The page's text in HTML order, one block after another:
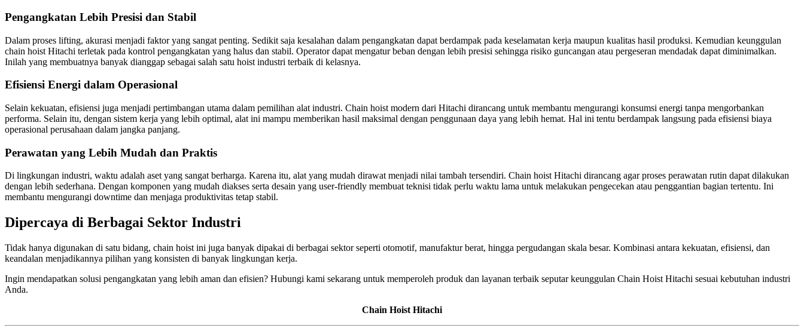
Pengangkatan Lebih Presisi dan Stabil
Dalam proses lifting, akurasi menjadi faktor yang sangat penting. Sedikit saja kesalahan dalam pengangkatan dapat berdampak pada keselamatan kerja maupun kualitas hasil produksi. Kemudian keunggulan
chain hoist Hitachi terletak pada kontrol pengangkatan yang halus dan stabil. Operator dapat mengatur beban dengan lebih presisi sehingga risiko guncangan atau pergeseran mendadak dapat diminimalkan.
Inilah yang membuatnya banyak dianggap sebagai salah satu hoist industri terbaik di kelasnya.
Efisiensi Energi dalam Operasional
Selain kekuatan, efisiensi juga menjadi pertimbangan utama dalam pemilihan alat industri. Chain hoist modern dari Hitachi dirancang untuk membantu mengurangi konsumsi energi tanpa mengorbankan
performa. Selain itu, dengan sistem kerja yang lebih optimal, alat ini mampu memberikan hasil maksimal dengan penggunaan daya yang lebih hemat. Hal ini tentu berdampak langsung pada efisiensi biaya
operasional perusahaan dalam jangka panjang.
Perawatan yang Lebih Mudah dan Praktis
Di lingkungan industri, waktu adalah aset yang sangat berharga. Karena itu, alat yang mudah dirawat menjadi nilai tambah tersendiri. Chain hoist Hitachi dirancang agar proses perawatan rutin dapat dilakukan
dengan lebih sederhana. Dengan komponen yang mudah diakses serta desain yang user-friendly membuat teknisi tidak perlu waktu lama untuk melakukan pengecekan atau penggantian bagian tertentu. Ini
membantu mengurangi downtime dan menjaga produktivitas tetap stabil.
Dipercaya di Berbagai Sektor Industri
Tidak hanya digunakan di satu bidang, chain hoist ini juga banyak dipakai di berbagai sektor seperti otomotif, manufaktur berat, hingga pergudangan skala besar. Kombinasi antara kekuatan, efisiensi, dan
keandalan menjadikannya pilihan yang konsisten di banyak lingkungan kerja.
Ingin mendapatkan solusi pengangkatan yang lebih aman dan efisien? Hubungi kami sekarang untuk memperoleh produk dan layanan terbaik seputar keunggulan Chain Hoist Hitachi sesuai kebutuhan industri
Anda.
Chain Hoist Hitachi